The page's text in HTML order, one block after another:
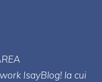
IsayBlog! la cui